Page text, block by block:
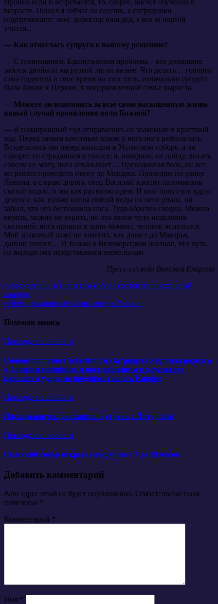
возрасте. Пошел я сейчас на сессию, а сотрудники
подтрунивают: мол, директор наш дед, а все за партой
учится…
— Как отнеслась супруга к вашему решению?
— С пониманием. Единственная проблема – все домашние
заботы двойной нагрузкой легли на нее. Что делать… говорю:
сама подвигла в свое время на этот путь, изначально супруга
была ближе к Церкви, в воцерковленной семье выросла.
— Можете ли вспомнить за всю свою насыщенную жизнь
явный случай проявления воли Божией?
— В позапрошлый год отправились со знакомым в крестный
ход. Перед самым крестным ходом у него нога разболелась.
Встретились мы перед выходом в Успенском соборе, а он
говорит со страданием в голосе: я, наверное, не дойду, шагать
совсем не могу, нога отказывает… Превозмогая боль, он все
же решил проводить икону до Макарья. Проходим по улице
Ленина, а с краю дороги отец Василий кропит паломников
святой водой, и мы как раз мимо идем. И мой попутчик вдруг
делится: как только капля святой воды на него упала, он
забыл, что его беспокоила нога. Туда-обратно сходил. Можно
верить, можно не верить, но это явное чудо исцеления
святыней: нога прошла в один момент, человек исцелился.
Мой знакомый даже не заметил, как дошел до Макарья,
дальше пошел… И только в Великорецком осознал, что путь
на выходе ему представлялся нереальным.
Пресс-служба Вятской Епархии
Навигация
по
В воскресенье в Спасском соборе состоится пасхальный
концерт
«Информационная война против России»
Похожая запись
Приходские новости
Соболезнования Святейшего Патриарха Кирилла родным
и близким погибших и пострадавшим в результате
ракетного удара по предприятию в г. Кирове
Приходские новости
Пасхальная полунощница и утреня с Литургией
Приходские новости
Спасский собор открыт ежедневно с 7 до 19 часов
Добавить комментарий
Ваш адрес email не будет опубликован. Обязательные поля
помечены *
Комментарий *
Имя *